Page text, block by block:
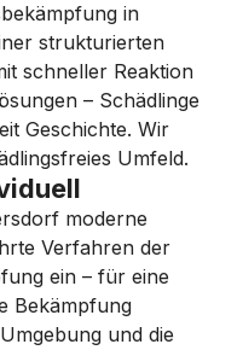
in
strukturierten
schneller Reaktion
– Schädlinge
Geschichte. Wir
Umfeld.
moderne
Verfahren der
ein – für eine
Bekämpfung
und die